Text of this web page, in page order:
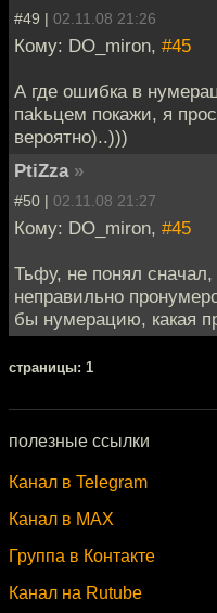
#49 | 02.11.08 21:26
Кому: DO_miron, #45
А где ошибка в
паkьцем покажи, я
вероятно)..)))
PtiZza »
#50 | 02.11.08 21:27
Кому: DO_miron, #45
Тьфу, не понял
неправильно
бы нумерацию, какая
cтраницы: 1
полезные ссылки
Канал в Telegram
Канал в MAX
Группа в Контакте
Канал на Rutube